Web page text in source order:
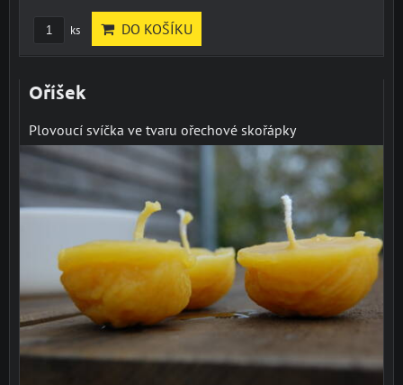
ks DO KOŠÍKU
Oříšek
Plovoucí svíčka ve tvaru ořechové skořápky